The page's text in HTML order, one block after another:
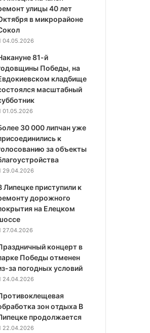
улицы 40 лет
в микрорайоне
04.05.2026
81-й
Победы, на
кладбище
масштабный
01.05.2026
30 000 липчан уже
к
за объекты
29.04.2026
Липецке приступили к
дорожного
на Елецком
27.04.2026
концерт в
Победы отменен
за погодных условий
24.04.2026
зон отдыха В
продолжается
22.04.2026